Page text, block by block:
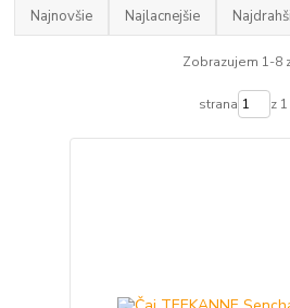
Najnovšie Najlacnejšie
Zobrazujem 1-8
strana z 1